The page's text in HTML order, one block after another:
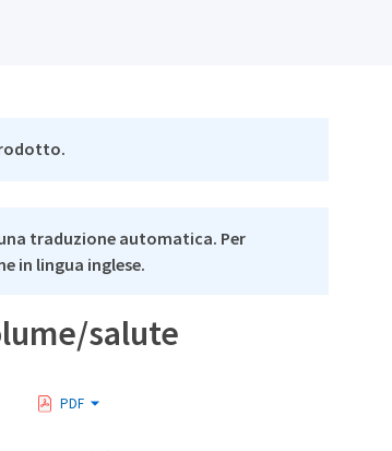
traduzione automatica. Per
in lingua inglese.
salute
PDF